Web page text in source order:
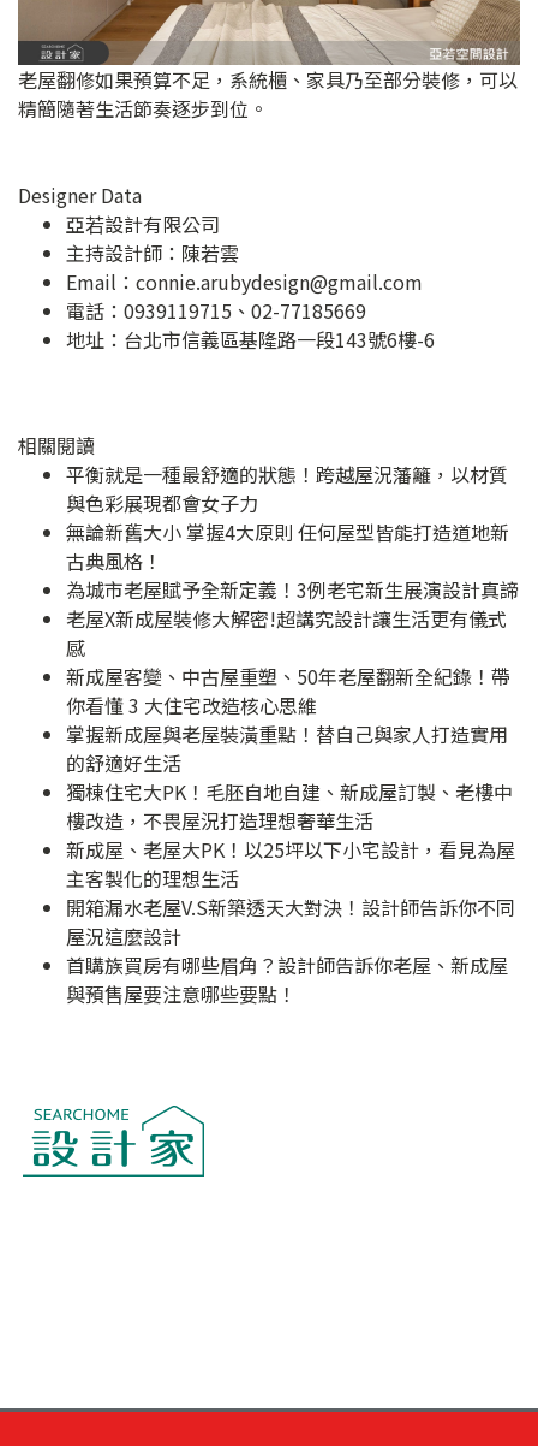
老屋翻修如果預算不足，系統櫃、家具乃至部分裝修，可以
精簡隨著生活節奏逐步到位。
Designer Data
亞若設計有限公司
主持設計師：陳若雲
Email： connie.arubydesign@gmail.com
電話：0939119715、02-77185669
地址： 台北市信義區基隆路一段143號6樓-6
相關閱讀
平衡就是一種最舒適的狀態！跨越屋況藩籬，以材質
與色彩展現都會女子力
無論新舊大小 掌握4大原則 任何屋型皆能打造道地新
古典風格！
為城市老屋賦予全新定義！3例老宅新生展演設計真諦
老屋X新成屋裝修大解密!超講究設計讓生活更有儀式
感
新成屋客變、中古屋重塑、50年老屋翻新全紀錄！帶
你看懂 3 大住宅改造核心思維
掌握新成屋與老屋裝潢重點！替自己與家人打造實用
的舒適好生活
獨棟住宅大PK！毛胚自地自建、新成屋訂製、老樓中
樓改造，不畏屋況打造理想奢華生活
新成屋、老屋大PK！以25坪以下小宅設計，看見為屋
主客製化的理想生活
開箱漏水老屋V.S新築透天大對決！設計師告訴你不同
屋況這麼設計
首購族買房有哪些眉角？設計師告訴你老屋、新成屋
與預售屋要注意哪些要點！